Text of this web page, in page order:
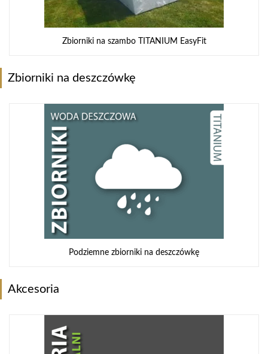
Zbiorniki na szambo TITANIUM EasyFit
Zbiorniki na deszczówkę
Podziemne zbiorniki na deszczówkę
Akcesoria